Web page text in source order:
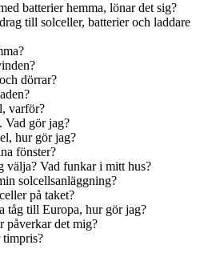
batterier hemma, lönar det sig?
till solceller, batterier och laddare
dörrar?
varför?
Vad gör jag?
hur gör jag?
fönster?
välja? Vad funkar i mitt hus?
solcellsanläggning?
på taket?
tåg till Europa, hur gör jag?
påverkar det mig?
timpris?